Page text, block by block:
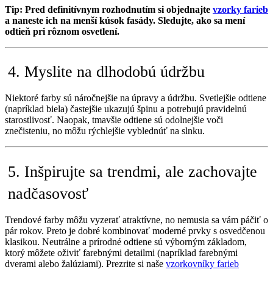
Tip: Pred definitívnym rozhodnutím si objednajte vzorky farieb
a naneste ich na menší kúsok fasády. Sledujte, ako sa mení
odtieň pri rôznom osvetlení.
4. Myslite na dlhodobú údržbu
Niektoré farby sú náročnejšie na úpravy a údržbu. Svetlejšie odtiene
(napríklad biela) častejšie ukazujú špinu a potrebujú pravidelnú
starostlivosť. Naopak, tmavšie odtiene sú odolnejšie voči
znečisteniu, no môžu rýchlejšie vyblednúť na slnku.
5. Inšpirujte sa trendmi, ale zachovajte
nadčasovosť
Trendové farby môžu vyzerať atraktívne, no nemusia sa vám páčiť o
pár rokov. Preto je dobré kombinovať moderné prvky s osvedčenou
klasikou. Neutrálne a prírodné odtiene sú výborným základom,
ktorý môžete oživiť farebnými detailmi (napríklad farebnými
dverami alebo žalúziami). Prezrite si naše vzorkovníky farieb